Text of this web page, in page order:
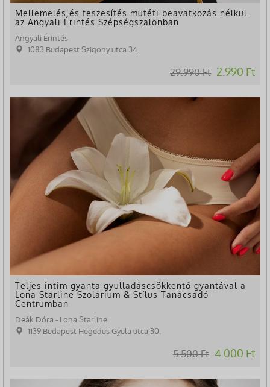
Mellemelés és feszesítés műtéti beavatkozás nélkül
az Angyali Érintés Szépségszalonban
Angyali Érintés
1083 Budapest Szigony utca 34.
29.990 Ft 2.990 Ft
Teljes intim gyanta gyulladáscsökkentő gyantával a
Lona Starline Szolárium & Stílus Tanácsadó
Centrumban
Deák Dóra - Lona Starline
1139 Budapest Hegedűs Gyula utca 30.
5.500 Ft 4.000 Ft